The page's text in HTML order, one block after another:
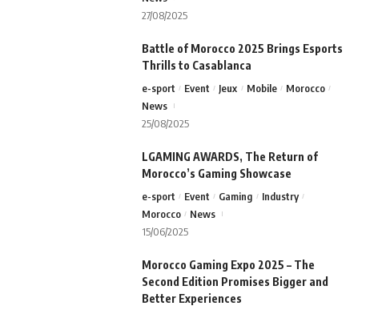
27/08/2025
Battle of Morocco 2025 Brings Esports
Thrills to Casablanca
e-sport Event Jeux Mobile
Morocco
News
25/08/2025
LGAMING AWARDS, The Return of
Morocco’s Gaming Showcase
e-sport Event Gaming
Industry
Morocco
News
15/06/2025
Morocco Gaming Expo 2025 – The
Second Edition Promises Bigger and
Better Experiences